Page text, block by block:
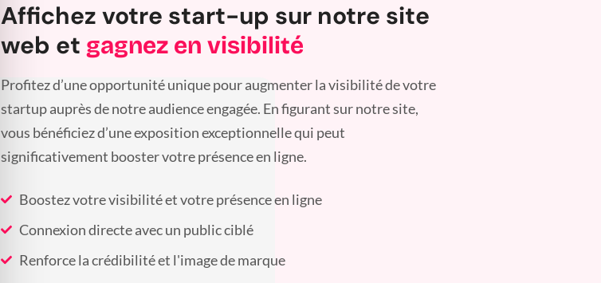
Affichez votre start-up sur notre site
web et gagnez en visibilité
Profitez d’une opportunité unique pour augmenter la visibilité de votre
startup auprès de notre audience engagée. En figurant sur notre site,
vous bénéficiez d’une exposition exceptionnelle qui peut
significativement booster votre présence en ligne.
Boostez votre visibilité et votre présence en ligne
Connexion directe avec un public ciblé
Renforce la crédibilité et l'image de marque